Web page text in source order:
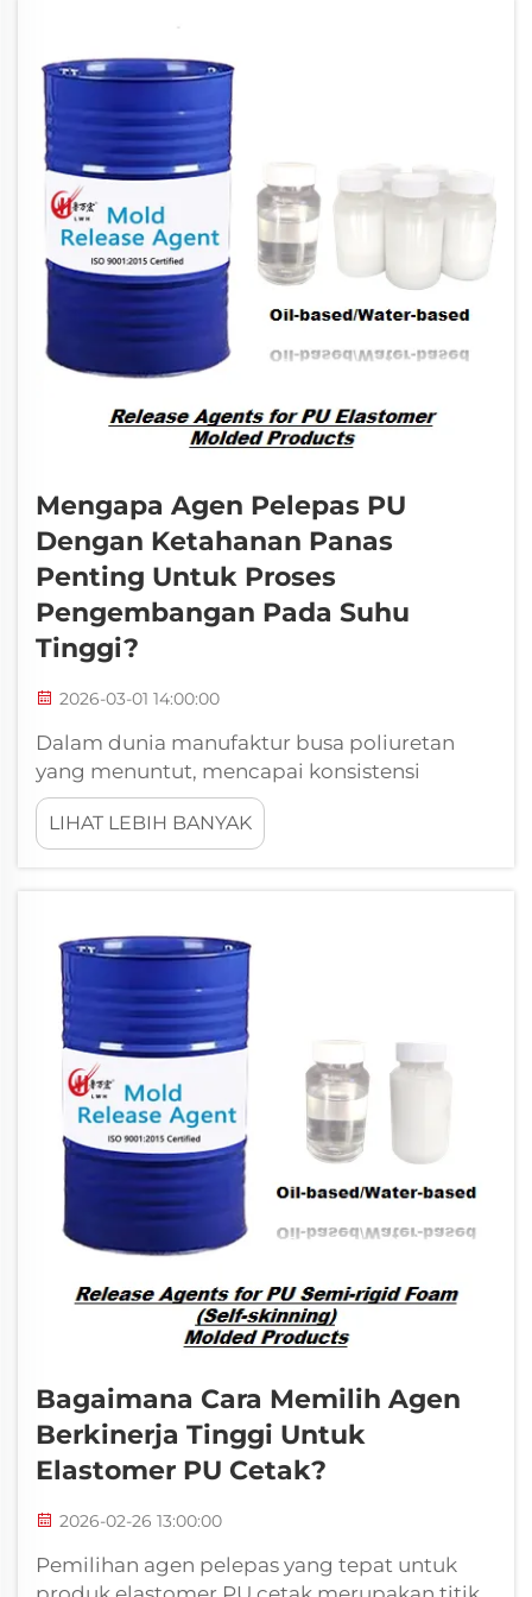
Mengapa Agen Pelepas PU
Dengan Ketahanan Panas
Penting Untuk Proses
Pengembangan Pada Suhu
Tinggi?
2026-03-01 14:00:00
Dalam dunia manufaktur busa poliuretan
yang menuntut, mencapai konsistensi
kualitas produk sekaligus mempertahankan
siklus produksi yang efisien memerlukan
perhatian cermat terhadap setiap komponen
LIHAT LEBIH BANYAK
Bagaimana Cara Memilih Agen
Berkinerja Tinggi Untuk
Elastomer PU Cetak?
2026-02-26 13:00:00
Pemilihan agen pelepas yang tepat untuk